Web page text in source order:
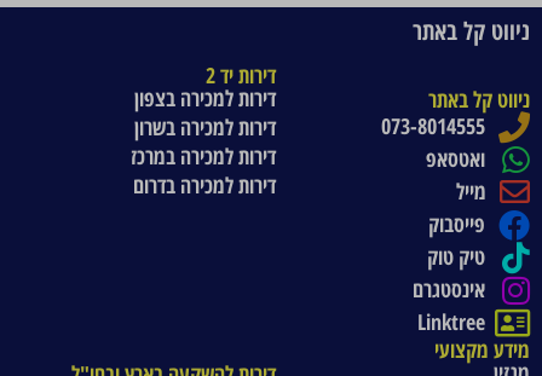
ניווט קל באתר
ניווט קל באתר
073-8014555
ואטסאפ
מייל
פייסבוק
טיק טוק
אינסטגרם
Linktree
דירות יד 2
דירות למכירה בצפון
דירות למכירה בשרון
דירות למכירה במרכז
דירות למכירה בדרום
מידע מקצועי